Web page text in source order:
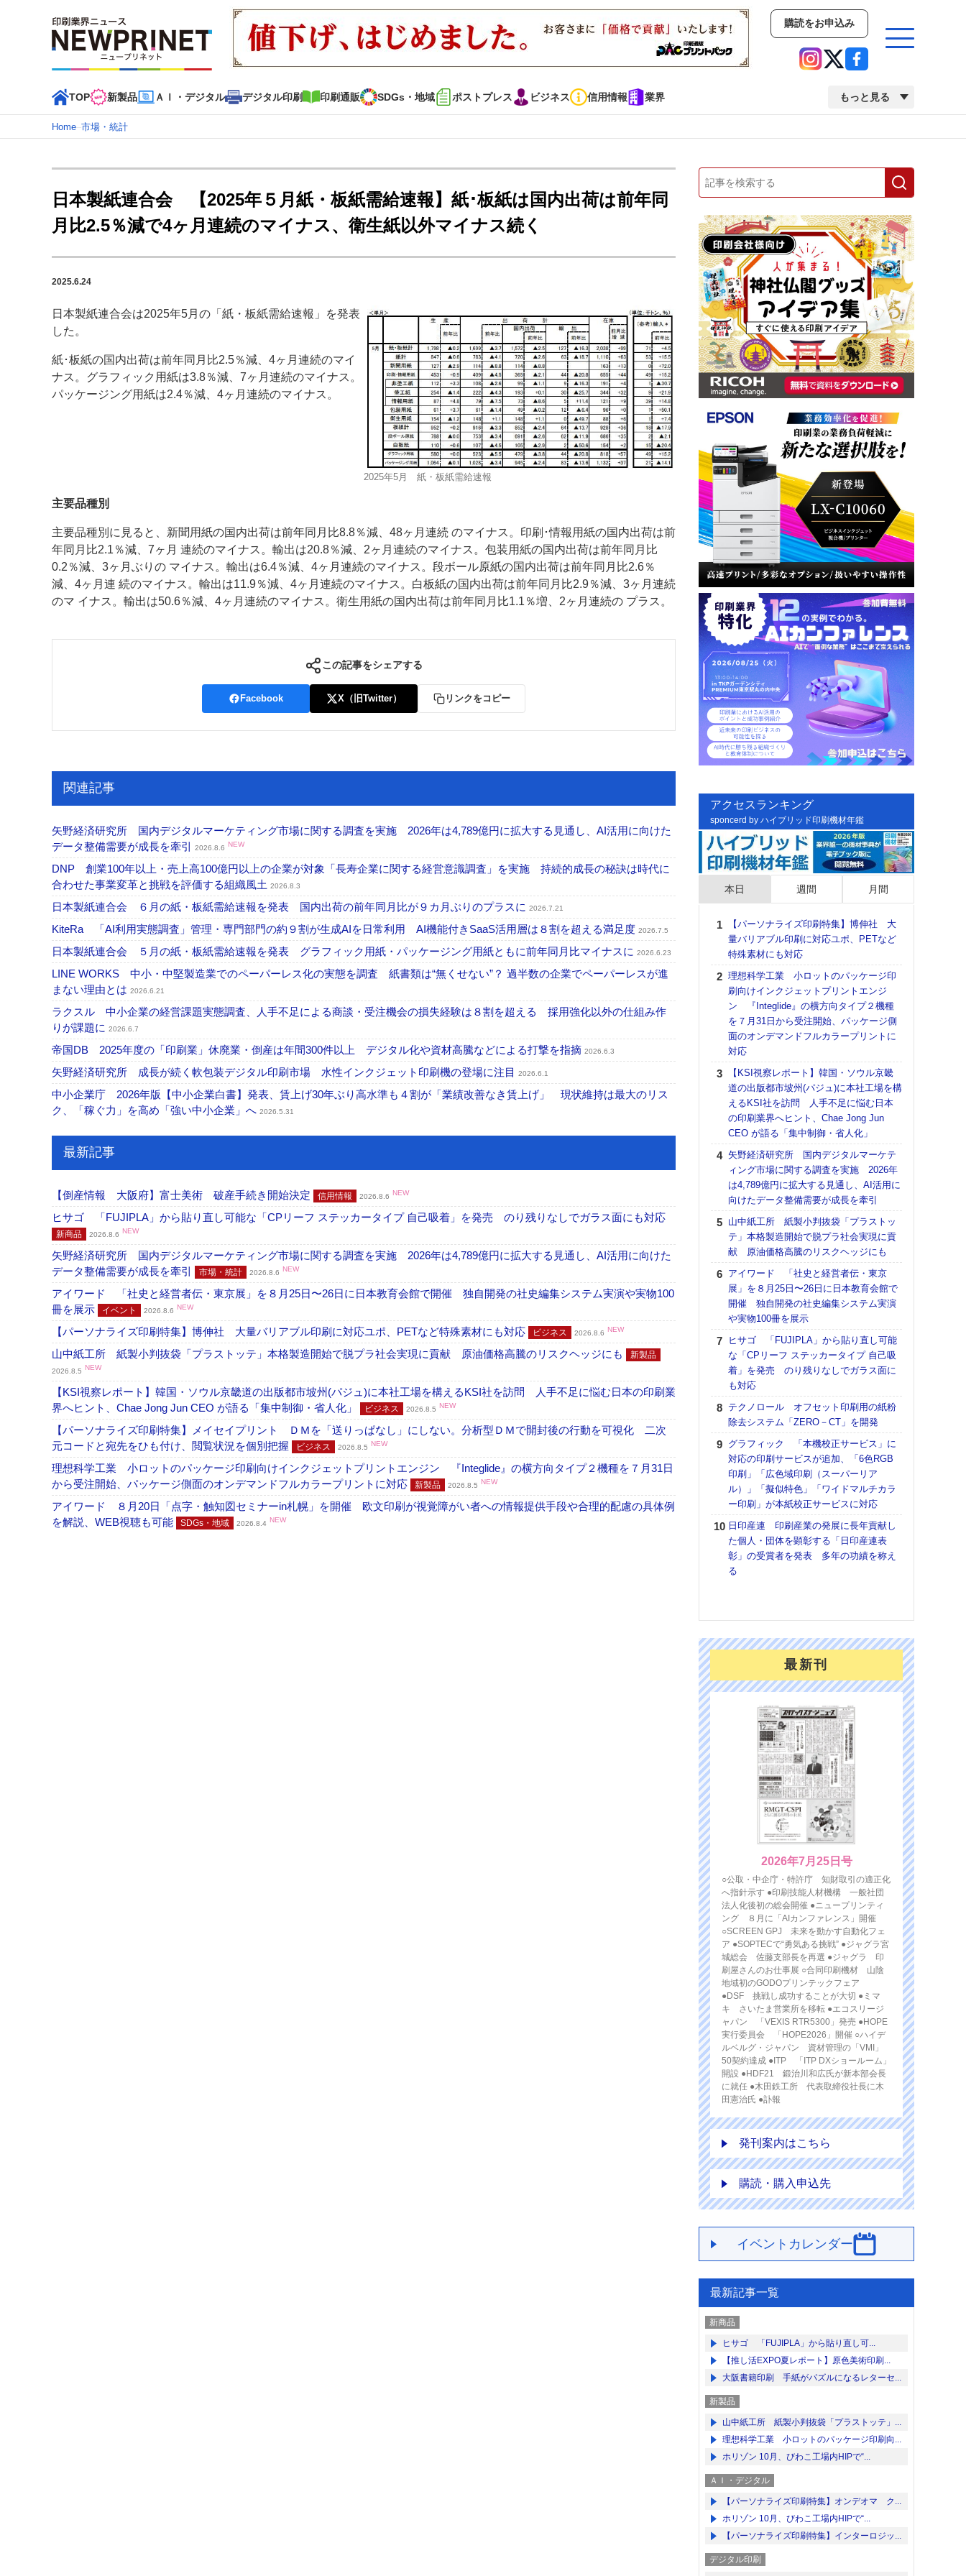
購読をお申込み
TOP 新製品 ＡＩ・デジタル デジタル印刷 印刷通販 SDGs・地域 ポストプレス ビジネス 信用情報 業界 もっと見る
イベント
インデックス
TOP 新着記事 特集記事 動画コンテンツ インタビュー コレクション
カテゴリー一覧
新商品 新製品 ＡＩ・デジタル デジタル印刷 印刷通販 SDGs・地域 ポストプレス ビジネス 市場・統計 人事・移転・異動・訃報
特集記事カテゴリー一覧
中古印刷機・製本機特集
2022 検査・校正特集
特集・デジタル印刷 ～ 新成長軌道を描く
案内
発刊案内 JFPI印刷用語集 印刷機材年鑑
お問い合わせ
Home–市場・統計
日本製紙連合会 【2025年５月紙・板紙需給速報】紙･板紙は国内出荷は前年同
月比2.5％減で4ヶ月連続のマイナス、衛生紙以外マイナス続く
2025.6.24
日本製紙連合会は2025年5月の「紙・板紙需給速報」を発表
した。
紙･板紙の国内出荷は前年同月比2.5％減、4ヶ月連続のマイ
ナス。グラフィック用紙は3.8％減、7ヶ月連続のマイナス。
パッケージング用紙は2.4％減、4ヶ月連続のマイナス。
2025年5月 紙・板紙需給速報
主要品種別
主要品種別に見ると、新聞用紙の国内出荷は前年同月比8.8％減、48ヶ月連続 のマイナス。印刷･情報用紙の国内出荷は前
年同月比2.1％減、7ヶ月 連続のマイナス。輸出は20.8％減、2ヶ月連続のマイナス。包装用紙の国内出荷は前年同月比
0.2％減、3ヶ月ぶりの マイナス。輸出は6.4％減、4ヶ月連続のマイナス。段ボール原紙の国内出荷は前年同月比2.6％
減、4ヶ月連 続のマイナス。輸出は11.9％減、4ヶ月連続のマイナス。白板紙の国内出荷は前年同月比2.9％減、3ヶ月連続
のマ イナス。輸出は50.6％減、4ヶ月連続のマイナス。衛生用紙の国内出荷は前年同月比1.1％増、2ヶ月連続の プラス。
この記事をシェアする
Facebook X（旧Twitter） リンクをコピー
関連記事
矢野経済研究所 国内デジタルマーケティング市場に関する調査を実施 2026年は4,789億円に拡大する見通し、AI活用に向けた
データ整備需要が成長を牽引
2026.8.6 NEW
DNP 創業100年以上・売上高100億円以上の企業が対象「長寿企業に関する経営意識調査」を実施 持続的成長の秘訣は時代に
合わせた事業変革と挑戦を評価する組織風土 2026.8.3
日本製紙連合会 ６月の紙・板紙需給速報を発表 国内出荷の前年同月比が９カ月ぶりのプラスに 2026.7.21
KiteRa 「AI利用実態調査」管理・専門部門の約９割が生成AIを日常利用 AI機能付きSaaS活用層は８割を超える満足度 2026.7.5
日本製紙連合会 ５月の紙・板紙需給速報を発表 グラフィック用紙・パッケージング用紙ともに前年同月比マイナスに 2026.6.23
LINE WORKS 中小・中堅製造業でのペーパーレス化の実態を調査 紙書類は“無くせない”？ 過半数の企業でペーパーレスが進
まない理由とは 2026.6.21
ラクスル 中小企業の経営課題実態調査、人手不足による商談・受注機会の損失経験は８割を超える 採用強化以外の仕組み作
りが課題に 2026.6.7
帝国DB 2025年度の「印刷業」休廃業・倒産は年間300件以上 デジタル化や資材高騰などによる打撃を指摘 2026.6.3
矢野経済研究所 成長が続く軟包装デジタル印刷市場 水性インクジェット印刷機の登場に注目 2026.6.1
中小企業庁 2026年版【中小企業白書】発表、賃上げ30年ぶり高水準も４割が「業績改善なき賃上げ」 現状維持は最大のリス
ク、「稼ぐ力」を高め「強い中小企業」へ 2026.5.31
最新記事
【倒産情報 大阪府】富士美術 破産手続き開始決定 信用情報 2026.8.6 NEW
ヒサゴ 「FUJIPLA」から貼り直し可能な「CPリーフ ステッカータイプ 自己吸着」を発売 のり残りなしでガラス面にも対応
新商品 2026.8.6 NEW
矢野経済研究所 国内デジタルマーケティング市場に関する調査を実施 2026年は4,789億円に拡大する見通し、AI活用に向けた
データ整備需要が成長を牽引
市場・統計 2026.8.6 NEW
アイワード 「社史と経営者伝・東京展」を８月25日〜26日に日本教育会館で開催 独自開発の社史編集システム実演や実物100
冊を展示
イベント 2026.8.6 NEW
【パーソナライズ印刷特集】博伸社 大量バリアブル印刷に対応ユポ、PETなど特殊素材にも対応 ビジネス 2026.8.6 NEW
山中紙工所 紙製小判抜袋「プラストッテ」本格製造開始で脱プラ社会実現に貢献 原油価格高騰のリスクヘッジにも 新製品
2026.8.5 NEW
【KSI視察レポート】韓国・ソウル京畿道の出版都市坡州(パジュ)に本社工場を構えるKSI社を訪問 人手不足に悩む日本の印刷業
界へヒント、Chae Jong Jun CEO が語る「集中制御・省人化」
ビジネス 2026.8.5 NEW
【パーソナライズ印刷特集】メイセイプリント ＤＭを「送りっぱなし」にしない。分析型ＤＭで開封後の行動を可視化 二次
元コードと宛先をひも付け、閲覧状況を個別把握
ビジネス 2026.8.5 NEW
理想科学工業 小ロットのパッケージ印刷向けインクジェットプリントエンジン 『Integlide』の横方向タイプ２機種を７月31日
から受注開始、パッケージ側面のオンデマンドフルカラープリントに対応
新製品 2026.8.5 NEW
アイワード ８月20日「点字・触知図セミナーin札幌」を開催 欧文印刷が視覚障がい者への情報提供手段や合理的配慮の具体例
を解説、WEB視聴も可能
SDGs・地域 2026.8.4 NEW
アクセスランキング
sponcerd by ハイブリッド印刷機材年鑑
本日 週間 月間
【パーソナライズ印刷特集】博伸社 大
量バリアブル印刷に対応ユポ、PETなど
特殊素材にも対応
理想科学工業 小ロットのパッケージ印
刷向けインクジェットプリントエンジ
ン 『Integlide』の横方向タイプ２機種
を７月31日から受注開始、パッケージ側
面のオンデマンドフルカラープリントに
対応
【KSI視察レポート】韓国・ソウル京畿
道の出版都市坡州(パジュ)に本社工場を構
えるKSI社を訪問 人手不足に悩む日本
の印刷業界へヒント、Chae Jong Jun
CEO が語る「集中制御・省人化」
矢野経済研究所 国内デジタルマーケテ
ィング市場に関する調査を実施 2026年
は4,789億円に拡大する見通し、AI活用に
向けたデータ整備需要が成長を牽引
山中紙工所 紙製小判抜袋「プラストッ
テ」本格製造開始で脱プラ社会実現に貢
献 原油価格高騰のリスクヘッジにも
アイワード 「社史と経営者伝・東京
展」を８月25日〜26日に日本教育会館で
開催 独自開発の社史編集システム実演
や実物100冊を展示
ヒサゴ 「FUJIPLA」から貼り直し可能
な「CPリーフ ステッカータイプ 自己吸
着」を発売 のり残りなしでガラス面に
も対応
テクノロール オフセット印刷用の紙粉
除去システム「ZERO－CT」を開発
グラフィック 「本機校正サービス」に
対応の印刷サービスが追加、「6色RGB
印刷」「広色域印刷（スーパーリア
ル）」「擬似特色」「ワイドマルチカラ
ー印刷」が本紙校正サービスに対応
日印産連 印刷産業の発展に長年貢献し
た個人・団体を顕彰する「日印産連表
彰」の受賞者を発表 多年の功績を称え
る
最新刊
2026年7月25日号
○公取・中企庁・特許庁 知財取引の適正化
へ指針示す ●印刷技能人材機構 一般社団
法人化後初の総会開催 ●ニュープリンティ
ング ８月に「AIカンファレンス」開催
○SCREEN GPJ 未来を動かす自動化フェ
ア ●SOPTECで“勇気ある挑戦” ●ジャグラ宮
城総会 佐藤支部長を再選 ●ジャグラ 印
刷屋さんのお仕事展 ○合同印刷機材 山陰
地域初のGODOプリンテックフェア
●DSF 挑戦し成功することが大切 ●ミマ
キ さいたま営業所を移転 ●エコスリージ
ャパン 「VEXIS RTR5300」発売 ●HOPE
実行委員会 「HOPE2026」開催 ○ハイデ
ルベルグ・ジャパン 資材管理の「VMI」
50契約達成 ●ITP 「ITP DXショールーム」
開設 ●HDF21 鍛治川和広氏が新本部会長
に就任 ●木田鉄工所 代表取締役社長に木
田憲治氏 ●訃報
発刊案内はこちら
購読・購入申込先
イベントカレンダー
最新記事一覧
新商品
ヒサゴ 「FUJIPLA」から貼り直し可...
【推し活EXPO夏レポート】原色美術印刷...
大阪書籍印刷 手紙がパズルになるレターセ...
新製品
山中紙工所 紙製小判抜袋「プラストッテ」...
理想科学工業 小ロットのパッケージ印刷向...
ホリゾン 10月、びわこ工場内HIPで“...
ＡＩ・デジタル
【パーソナライズ印刷特集】オンデオマ ク...
ホリゾン 10月、びわこ工場内HIPで“...
【パーソナライズ印刷特集】インターロジッ...
デジタル印刷